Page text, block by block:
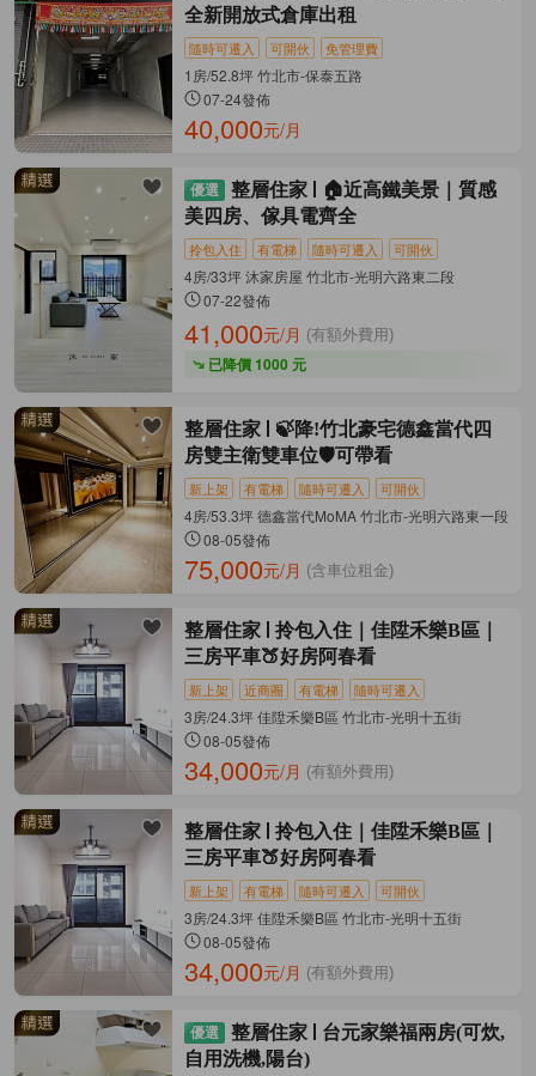
全新開放式倉庫出租
隨時可遷入 可開伙 免管理費
1房/52.8坪 竹北市-保泰五路
07-24發佈
40,000元/月
整層住家
🏠近高鐵美景｜質感
美四房、傢具電齊全
拎包入住 有電梯 隨時可遷入 可開伙
4房/33坪 沐家房屋 竹北市-光明六路東二段
07-22發佈
41,000元/月 (有額外費用)
已降價 1000 元
整層住家
🍃降!竹北豪宅德鑫當代四
房雙主衛雙車位🛡️可帶看
新上架 有電梯 隨時可遷入 可開伙
4房/53.3坪 德鑫當代MoMA 竹北市-光明六路東一段
08-05發佈
75,000元/月 (含車位租金)
整層住家
拎包入住｜佳陞禾樂B區｜
三房平車🍑好房阿春看
新上架 近商圈 有電梯 隨時可遷入
3房/24.3坪 佳陞禾樂B區 竹北市-光明十五街
08-05發佈
34,000元/月 (有額外費用)
整層住家
拎包入住｜佳陞禾樂B區｜
三房平車🍑好房阿春看
新上架 有電梯 隨時可遷入 可開伙
3房/24.3坪 佳陞禾樂B區 竹北市-光明十五街
08-05發佈
34,000元/月 (有額外費用)
整層住家
台元家樂福兩房(可炊,
自用洗機,陽台)